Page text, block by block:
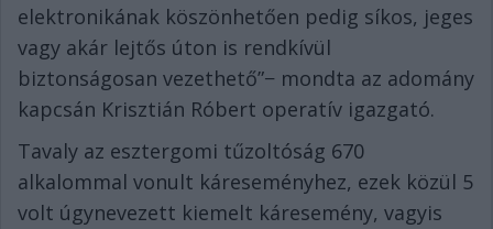
elektronikának köszönhetően pedig síkos, jeges
vagy akár lejtős úton is rendkívül
biztonságosan vezethető”− mondta az adomány
kapcsán Krisztián Róbert operatív igazgató.
Tavaly az esztergomi tűzoltóság 670
alkalommal vonult káreseményhez, ezek közül 5
volt úgynevezett kiemelt káresemény, vagyis